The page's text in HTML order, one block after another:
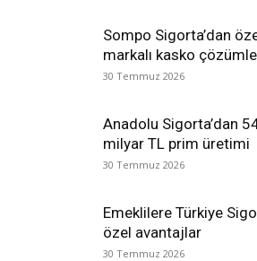
Sompo Sigorta’dan
markalı kasko
30 Temmuz 2026
Anadolu Sigorta’dan
milyar TL prim üretimi
30 Temmuz 2026
Emeklilere Türkiye
özel avantajlar
30 Temmuz 2026